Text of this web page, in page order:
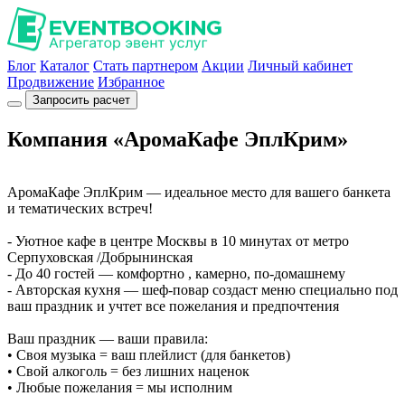
Блог Каталог Стать партнером Акции Личный кабинет
Продвижение Избранное
Запросить расчет
Компания «АромаКафе ЭплКрим»
АромаКафе ЭплКрим — идеальное место для вашего банкета
и тематических встреч!
- Уютное кафе в центре Москвы в 10 минутах от метро
Серпуховская /Добрынинская
- До 40 гостей — комфортно , камерно, по-домашнему
- Авторская кухня — шеф-повар создаст меню специально под
ваш праздник и учтет все пожелания и предпочтения
Ваш праздник — ваши правила:
• Своя музыка = ваш плейлист (для банкетов)
• Свой алкоголь = без лишних наценок
• Любые пожелания = мы исполним